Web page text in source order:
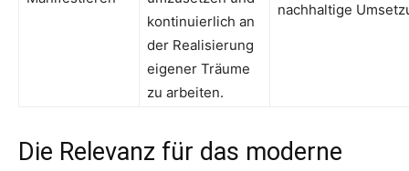
kontinuierlich an
der Realisierung
eigener Träume
zu arbeiten.
nachhaltige
Die Relevanz für das moderne